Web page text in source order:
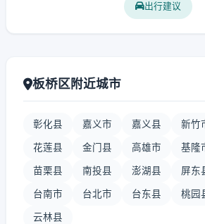
出行建议
板桥区附近城市
彰化县 嘉义市 嘉义县 新竹
花莲县 金门县 高雄市 基隆
苗栗县 南投县 澎湖县 屏东
台南市 台北市 台东县 桃园
云林县